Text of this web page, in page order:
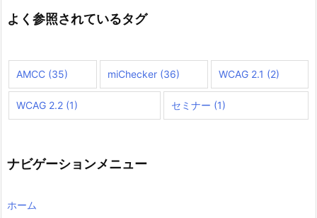
検
索
よく参照されているタグ
AMCC (35) miChecker(36) WCAG 2.1 (2)
WCAG 2.2 (1) セミナー (1)
ナビゲーションメニュー
ホーム